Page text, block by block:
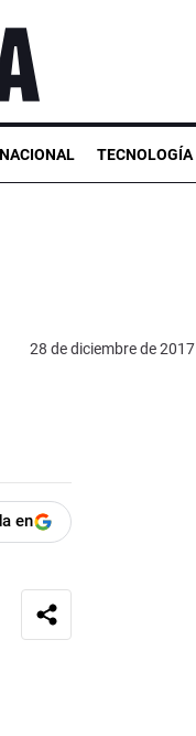
TECNOLOGÍA
28 de diciembre de 2017
en